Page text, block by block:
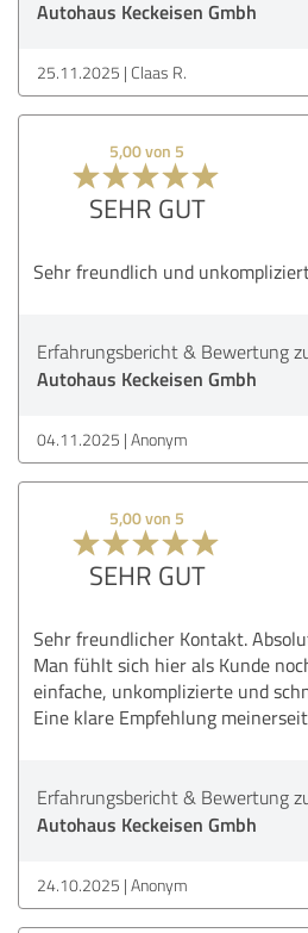
Autohaus Keckeisen Gmbh
25.11.2025 Claas R.
5,00 von 5
SEHR GUT
Sehr freundlich und
Erfahrungsbericht & Bewertung
Autohaus Keckeisen Gmbh
04.11.2025 Anonym
5,00 von 5
SEHR GUT
Sehr freundlicher Kontakt.
Man fühlt sich hier als Kunde
einfache, unkomplizierte und
Eine klare Empfehlung
Erfahrungsbericht & Bewertung
Autohaus Keckeisen Gmbh
24.10.2025 Anonym